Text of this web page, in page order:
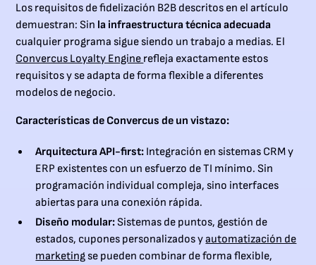
Los requisitos de fidelización B2B descritos en el artículo
demuestran: Sin la infraestructura técnica adecuada
cualquier programa sigue siendo un trabajo a medias. El
Convercus Loyalty Engine refleja exactamente estos
requisitos y se adapta de forma flexible a diferentes
modelos de negocio.
Características de Convercus de un vistazo:
Arquitectura API-first: Integración en sistemas CRM y
ERP existentes con un esfuerzo de TI mínimo. Sin
programación individual compleja, sino interfaces
abiertas para una conexión rápida.
Diseño modular:Sistemas de puntos, gestión de
estados, cupones personalizados yautomatización de
marketing se pueden combinar de forma flexible,